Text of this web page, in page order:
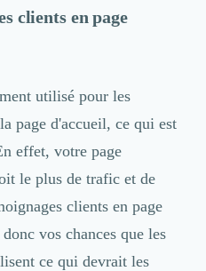
clients en page
utilisé pour les
page d'accueil, ce qui est
effet, votre page
le plus de trafic et de
clients en page
vos chances que les
ce qui devrait les